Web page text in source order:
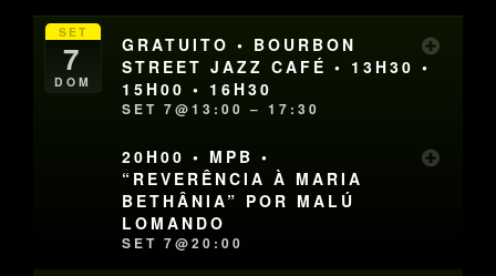
SET
7
DOM
GRATUITO • BOURBON
STREET JAZZ CAFÉ • 13H30 •
15H00 • 16H30
SET 7@13:00 – 17:30
20H00 • MPB •
“REVERÊNCIA À MARIA
BETHÂNIA” POR MALÚ
LOMANDO
SET 7@20:00